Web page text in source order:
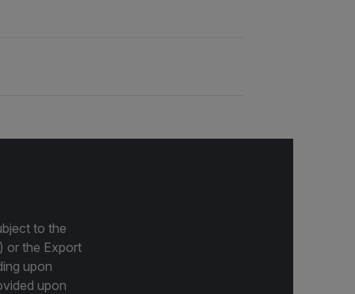
to the
or the Export
upon
upon